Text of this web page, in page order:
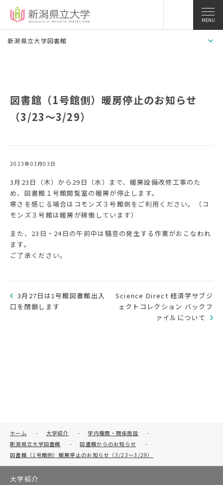
MENU
新潟県立大学図書館
図書館（1号館側）暖房停止のお知らせ
（3/23～3/29）
2023年03月03日
3月23日（木）から29日（水）まで、暖房設備改修工事のた
め、図書館１号館閲覧室の暖房が停止します。
寒さを感じる場合はコモンズ３号館側をご利用ください。（コ
モンズ３号館は暖房が稼働しています）
また、23日・24日の午前中は騒音の発生する作業がおこなわれ
ます。
ご了承ください。
3月27日は1号館図書館出入
口を閉鎖します
Science Direct 経済学サブジ
ェクトコレクション バックフ
ァイルについて
ホーム - 大学紹介 - 学内機関・関係施設
-
新潟県立大学図書館
- 図書館からのお知らせ
-
図書館（1号館側）暖房停止のお知らせ（3/23～3/29）
大学紹介